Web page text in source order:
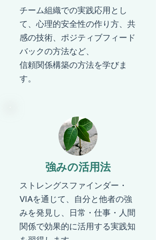
​チーム組織での実践応用とし
て、心理的安全性の作り方、共
感の技術、ポジティブフィード
バックの方法など、
信頼関係構築の方法を学びま
す。
​強みの活用法
​ストレングスファインダー・
VIAを通じて、自分と他者の強
みを発見し、日常・仕事・人間
関係で効果的に活用する実践知